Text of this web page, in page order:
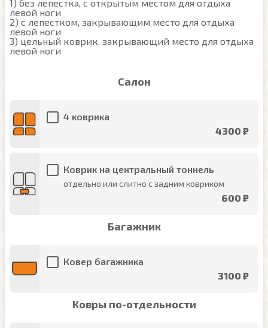
1) без лепестка, с открытым местом для отдыха
левой ноги
2) с лепестком, закрывающим место для отдыха
левой ноги
3) цельный коврик, закрывающий место для отдыха
левой ноги
Салон
4 коврика
4300 ₽
Коврик на центральный тоннель
отдельно или слитно с задним ковриком
600 ₽
Багажник
Ковер багажника
3100 ₽
Ковры по-отдельности